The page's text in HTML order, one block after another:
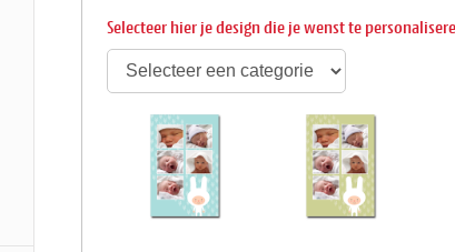
Selecteer hier je design die je wenst te